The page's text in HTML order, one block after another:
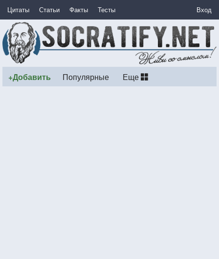
Цитаты Статьи Факты Тесты Вход
+Добавить Популярные Еще